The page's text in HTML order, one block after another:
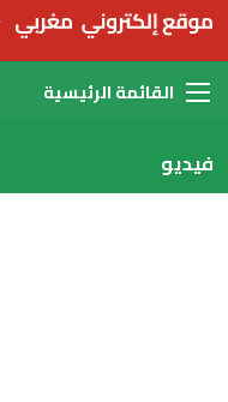
القائمة
فيديو